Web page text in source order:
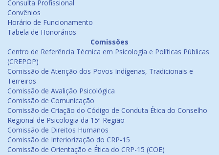
Consulta Profissional
Convênios
Horário de Funcionamento
Tabela de Honorários
Comissões
Centro de Referência Técnica em Psicologia e Políticas Públicas
(CREPOP)
Comissão de Atenção dos Povos Indígenas, Tradicionais e
Terreiros
Comissão de Avalição Psicológica
Comissão de Comunicação
Comissão de Criação do Código de Conduta Ética do Conselho
Regional de Psicologia da 15ª Região
Comissão de Direitos Humanos
Comissão de Interiorização do CRP-15
Comissão de Orientação e Ética do CRP-15 (COE)